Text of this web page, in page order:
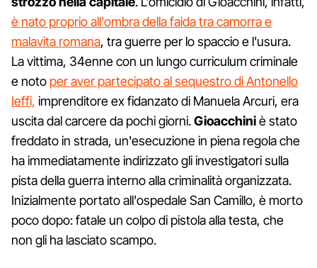
è nato proprio all'ombra della faida tra camorra e
malavita romana, tra guerre per lo spaccio e l'usura.
La vittima, 34enne con un lungo curriculum criminale
e noto per aver partecipato al sequestro di Antonello
Ieffi, imprenditore ex fidanzato di Manuela Arcuri, era
uscita dal carcere da pochi giorni.Gioacchiniè stato
freddato in strada, un'esecuzione in piena regola che
ha immediatamente indirizzato gli investigatori sulla
pista della guerra interno alla criminalità organizzata.
Inizialmente portato all'ospedale San Camillo, è morto
poco dopo: fatale un colpo di pistola alla testa, che
non gli ha lasciato scampo.